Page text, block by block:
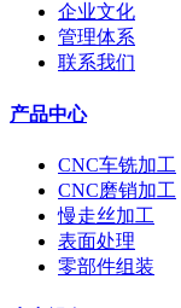
企业文化
管理体系
联系我们
产品中心
CNC车铣加工
CNC磨销加工
慢走丝加工
表面处理
零部件组装